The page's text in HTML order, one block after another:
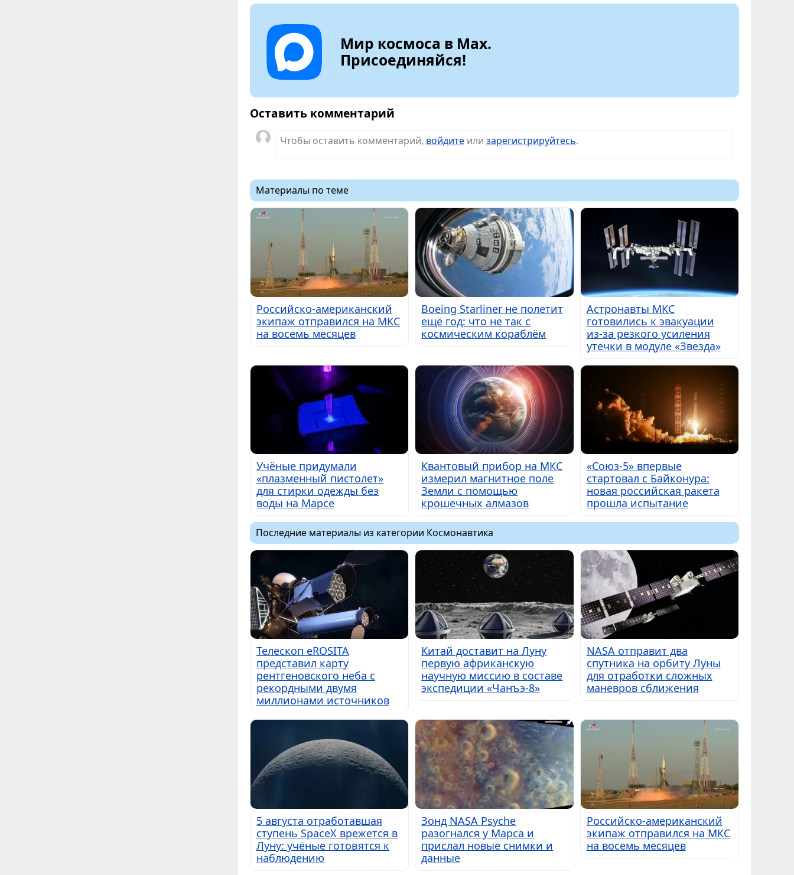
Мир космоса в Max.
Присоединяйся!
Оставить комментарий
Чтобы оставить комментарий, войдите или зарегистрируйтесь.
Материалы по теме
Российско-американский
экипаж отправился на МКС
на восемь месяцев
Boeing Starliner не полетит
ещё год: что не так с
космическим кораблём
Астронавты МКС
готовились к эвакуации
из-за резкого усиления
утечки в модуле «Звезда»
Учёные придумали
«плазменный пистолет»
для стирки одежды без
воды на Марсе
Квантовый прибор на МКС
измерил магнитное поле
Земли с помощью
крошечных алмазов
«Союз-5» впервые
стартовал с Байконура:
новая российская ракета
прошла испытание
Последние материалы из категории Космонавтика
Телескоп eROSITA
представил карту
рентгеновского неба с
рекордными двумя
миллионами источников
Китай доставит на Луну
первую африканскую
научную миссию в составе
экспедиции «Чанъэ-8»
NASA отправит два
спутника на орбиту Луны
для отработки сложных
маневров сближения
5 августа отработавшая
ступень SpaceX врежется в
Луну: учёные готовятся к
наблюдению
Зонд NASA Psyche
разогнался у Марса и
прислал новые снимки и
данные
Российско-американский
экипаж отправился на МКС
на восемь месяцев